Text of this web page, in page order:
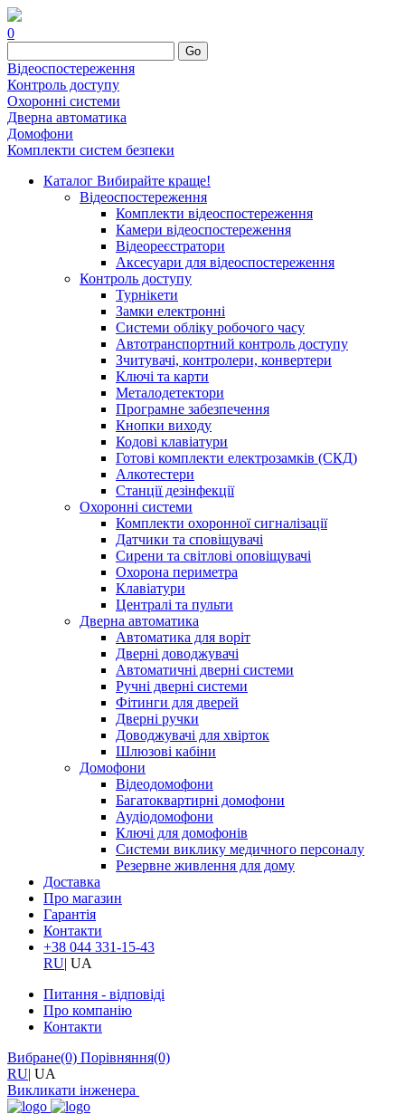
0
Go
Відеоспостереження
Контроль доступу
Охоронні системи
Дверна автоматика
Домофони
Комплекти систем безпеки
Каталог Вибирайте краще!
Відеоспостереження
Комплекти відеоспостереження
Камери відеоспостереження
Відеореєстратори
Аксесуари для відеоспостереження
Контроль доступу
Турнікети
Замки електронні
Системи обліку робочого часу
Автотранспортний контроль доступу
Зчитувачі, контролери, конвертери
Ключі та карти
Металодетектори
Програмне забезпечення
Кнопки виходу
Кодові клавіатури
Готові комплекти електрозамків (СКД)
Алкотестери
Станції дезінфекції
Охоронні системи
Комплекти охоронної сигналізації
Датчики та сповіщувачі
Сирени та світлові оповіщувачі
Охорона периметра
Клавіатури
Централі та пульти
Дверна автоматика
Автоматика для воріт
Дверні доводжувачі
Автоматичні дверні системи
Ручні дверні системи
Фітинги для дверей
Дверні ручки
Доводжувачі для хвірток
Шлюзові кабіни
Домофони
Відеодомофони
Багатоквартирні домофони
Аудіодомофони
Ключі для домофонів
Системи виклику медичного персоналу
Резервне живлення для дому
Доставка
Про магазин
Гарантія
Контакти
+38 044 331-15-43
RU| UA
Питання - відповіді
Про компанію
Контакти
Вибране(0) Порівняння(0)
RU| UA
Викликати інженера